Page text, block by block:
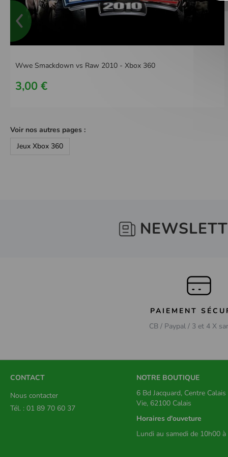
Wwe Smackdown vs Raw 2010 - Xbox 360
3,00 €
Voir nos autres pages :
Jeux Xbox 360
PAIEMENT
CB / Paypal / 3 et 4 X
CONTACT
Nous contacter
Tél. : 01 89 70 60 37
NOTRE BOUTIQUE
6 Bd Jacquard, Centre
Vie, 62100 Calais
Horaires d'ouveture
Lundi au samedi de 10h00